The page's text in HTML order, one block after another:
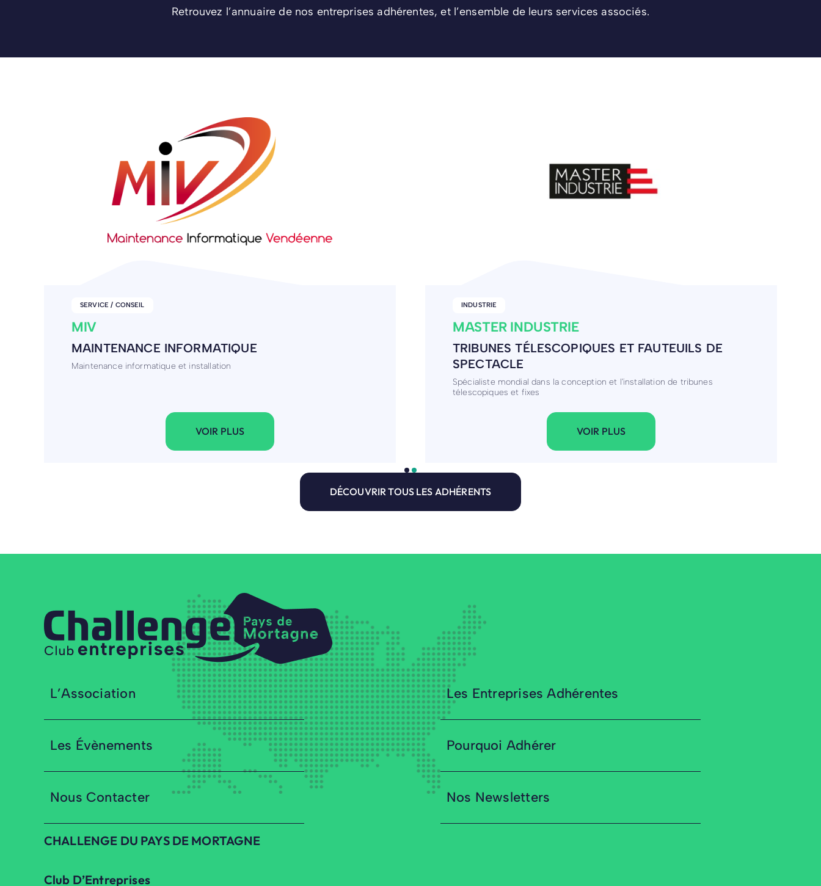
Retrouvez l’annuaire de nos entreprises adhérentes, et l’ensemble de leurs services associés.
AUTRES
CLAIRE GABORIEAU
SOPHROLOGUE
Sophrologue & praticienne NERTI, j'aide à surmonter peurs, phobies et
VOIR PLUS
SERVICE / CONSEIL
MIV
MAINTENANCE INFORMATIQUE
Maintenance informatique et installation
VOIR PLUS
DÉCOUVRIR TOUS LES ADHÉRENTS
L’Association
Les Évènements
Nous Contacter
Les Entreprises Adhérentes
Pourquoi Adhérer
Nos Newsletters
CHALLENGE DU PAYS DE MORTAGNE
Club D’Entreprises